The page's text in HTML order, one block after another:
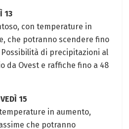
13
con temperature in
che potranno scendere fino
Possibilità di precipitazioni al
da Ovest e raffiche fino a 48
15
in aumento,
che potranno